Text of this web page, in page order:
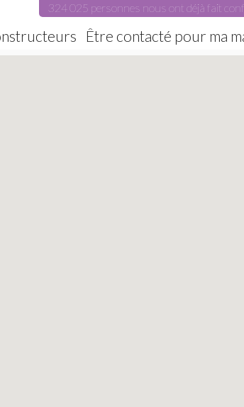
324 025 personnes nous ont déjà fait
Être contacté pour ma